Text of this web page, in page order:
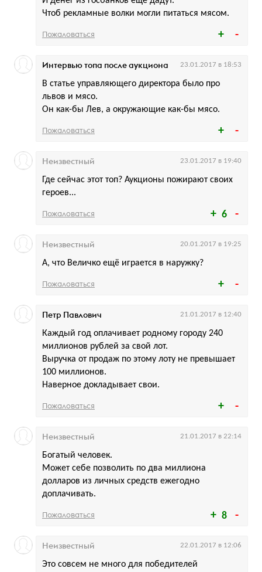
Чтоб рекламные волки могли питаться мясом.
Пожаловаться
В статье управляющего директора было про
львов и мясо.
Он как-бы Лев, а окружающие как-бы мясо.
Интервью топа после аукциона 23.01.2017 в 18:53
Пожаловаться
6
Где сейчас этот топ? Аукционы пожирают своих
героев...
Неизвестный 23.01.2017 в 19:40
Пожаловаться
А, что Величко ещё играется в наружку?
Неизвестный 20.01.2017 в 19:25
Пожаловаться
Каждый год оплачивает родному городу 240
миллионов рублей за свой лот.
Выручка от продаж по этому лоту не превышает
100 миллионов.
Наверное докладывает свои.
Петр Павлович 21.01.2017 в 12:40
Пожаловаться
8
Богатый человек.
Может себе позволить по два миллиона
долларов из личных средств ежегодно
доплачивать.
Неизвестный 21.01.2017 в 22:14
Пожаловаться
Это совсем не много для победителей
Неизвестный 22.01.2017 в 12:06